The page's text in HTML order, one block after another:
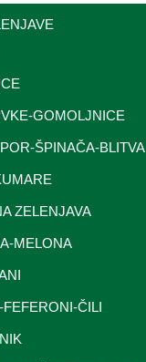
GOMOLJNICE
ŠPINAČA-BLITVA
ZELENJAVA
MELONA
FEFERONI-ČILI